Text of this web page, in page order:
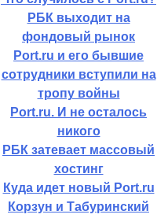
РБК выходит на
фондовый рынок
Port.ru и его бывшие
сотрудники вступили на
тропу войны
Port.ru. И не осталось
никого
РБК затевает массовый
хостинг
Куда идет новый Port.ru
Корзун и Табуринский